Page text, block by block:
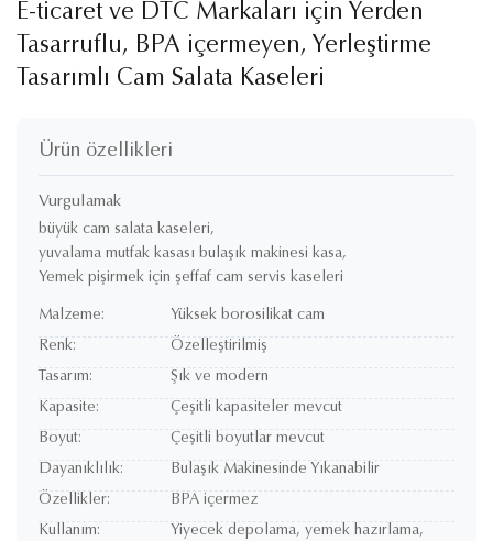
E-ticaret ve DTC Markaları için Yerden
Tasarruflu, BPA içermeyen, Yerleştirme
Tasarımlı Cam Salata Kaseleri
Ürün özellikleri
Vurgulamak
büyük cam salata kaseleri,
yuvalama mutfak kasası bulaşık makinesi kasa,
Yemek pişirmek için şeffaf cam servis kaseleri
Malzeme:
Yüksek borosilikat cam
Renk:
Özelleştirilmiş
Tasarım:
Şık ve modern
Kapasite:
Çeşitli kapasiteler mevcut
Boyut:
Çeşitli boyutlar mevcut
Dayanıklılık:
Bulaşık Makinesinde Yıkanabilir
Özellikler:
BPA içermez
Kullanım:
Yiyecek depolama, yemek hazırlama,